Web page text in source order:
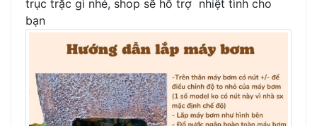
trục trặc gì nhé, shop sẽ hỗ trợ nhiệt tình cho
bạn